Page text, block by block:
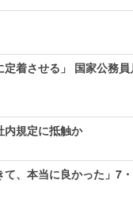
定着させる」 国家公務
規定に抵触か
、本当に良かった」7